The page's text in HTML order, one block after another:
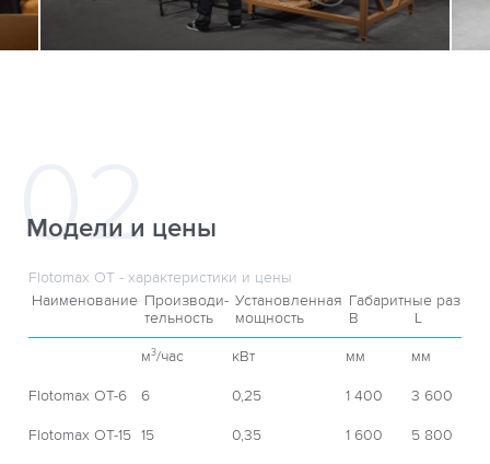
Модели и цены
Flotomax OT - характеристики и цены
Наименование Производи- Установленная Габаритные
тельность
мощность B L
м3/час кВт мм мм
Flotomax OT-6 6 0,25 1 400 3 600
Flotomax OT-15 15 0,35 1 600 5 800